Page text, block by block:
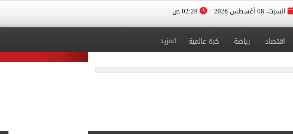
السبت، 08 أغسطس 2026
اقتصاد رياضة كرة عالمية المزيد